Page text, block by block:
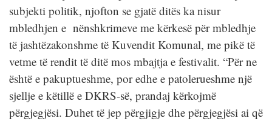
subjekti politik, njofton se gjatë ditës ka nisur
mbledhjen e nënshkrimeve me kërkesë për mbledhje
të jashtëzakonshme të Kuvendit Komunal, me pikë të
vetme të rendit të ditë mos mbajtja e festivalit. “Për ne
është e pakuptueshme, por edhe e patolerueshme një
sjellje e këtillë e DKRS-së, prandaj kërkojmë
përgjegjësi. Duhet të jep përgjigje dhe përgjegjësi ai që